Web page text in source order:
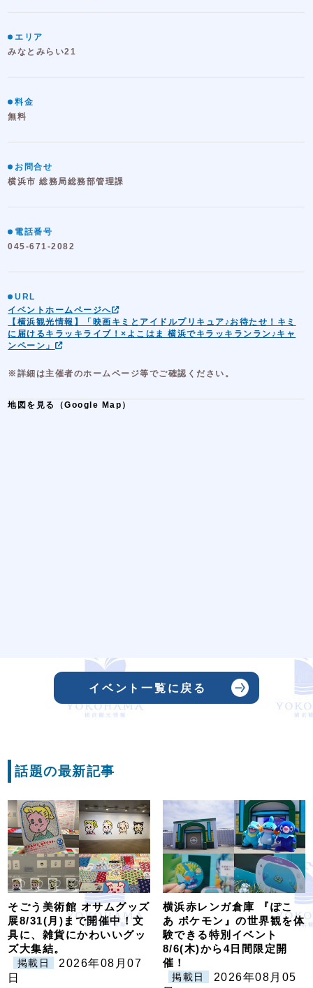
エリア
みなとみらい21
料金
無料
お問合せ
横浜市 総務局総務部管理課
電話番号
045-671-2082
URL
イベントホームページへ
【横浜観光情報】「映画キミとアイドルプリキュア♪お待たせ！キミ
に届けるキラッキライブ！×よこはま 横浜でキラッキランラン♪キャ
ンペーン」
※詳細は主催者のホームページ等でご確認ください。
地図を見る（Google Map）
イベント一覧に戻る
話題の最新記事
そごう美術館 オサムグッズ
展8/31(月)まで開催中！文
具に、雑貨にかわいいグッ
ズ大集結。
掲載日
2026年08月07
日
横浜赤レンガ倉庫 『ぽこ
あ ポケモン』の世界観を体
験できる特別イベント
8/6(木)から4日間限定開
催！
掲載日
2026年08月05